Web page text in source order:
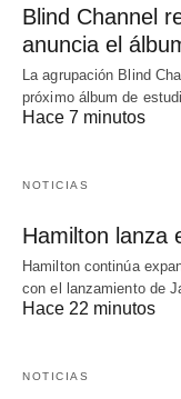
Blind Channel
anuncia el
La agrupación Blind
próximo álbum de
Hace 7 minutos
NOTICIAS
Hamilton lanza
Hamilton continúa
con el lanzamiento de
Hace 22 minutos
NOTICIAS